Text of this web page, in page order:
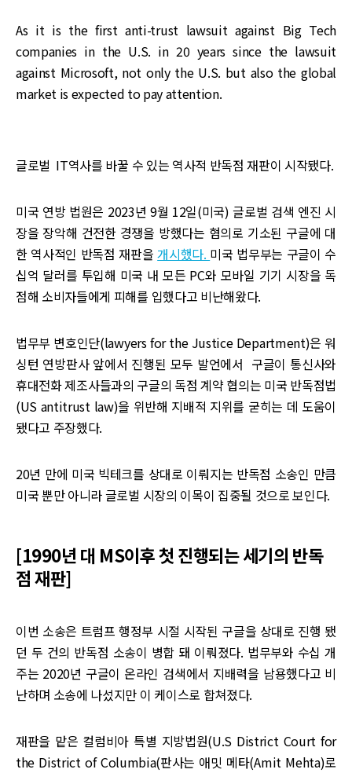
As it is the first anti-trust lawsuit against Big Tech
companies in the U.S. in 20 years since the lawsuit
against Microsoft, not only the U.S. but also the global
market is expected to pay attention.
글로벌 IT역사를 바꿀 수 있는 역사적 반독점 재판이 시작됐다.
미국 연방 법원은 2023년 9월 12일(미국) 글로벌 검색 엔진 시
장을 장악해 건전한 경쟁을 방했다는 혐의로 기소된 구글에 대
한 역사적인 반독점 재판을개시했다. 미국 법무부는 구글이 수
십억 달러를 투입해 미국 내 모든 PC와 모바일 기기 시장을 독
점해 소비자들에게 피해를 입했다고 비난해왔다.
법무부 변호인단(lawyers for the Justice Department)은 워
싱턴 연방판사 앞에서 진행된 모두 발언에서 구글이 통신사와
휴대전화 제조사들과의 구글의 독점 계약 협의는 미국 반독점법
(US antitrust law)을 위반해 지배적 지위를 굳히는 데 도움이
됐다고 주장했다.
20년 만에 미국 빅테크를 상대로 이뤄지는 반독점 소송인 만큼
미국 뿐만 아니라 글로벌 시장의 이목이 집중될 것으로 보인다.
[1990년 대 MS이후 첫 진행되는 세기의 반독
점 재판]
이번 소송은 트럼프 행정부 시절 시작된 구글을 상대로 진행 됐
던 두 건의 반독점 소송이 병합 돼 이뤄졌다. 법무부와 수십 개
주는 2020년 구글이 온라인 검색에서 지배력을 남용했다고 비
난하며 소송에 나섰지만 이 케이스로 합쳐졌다.
재판을 맡은 컬럼비아 특별 지방법원(U.S District Court for
the District of Columbia(판사는 애밋 메타(Amit Mehta)로